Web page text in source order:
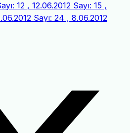
12 , 12.06.2012 Sayı: 15 ,
Sayı: 24 , 8.06.2012